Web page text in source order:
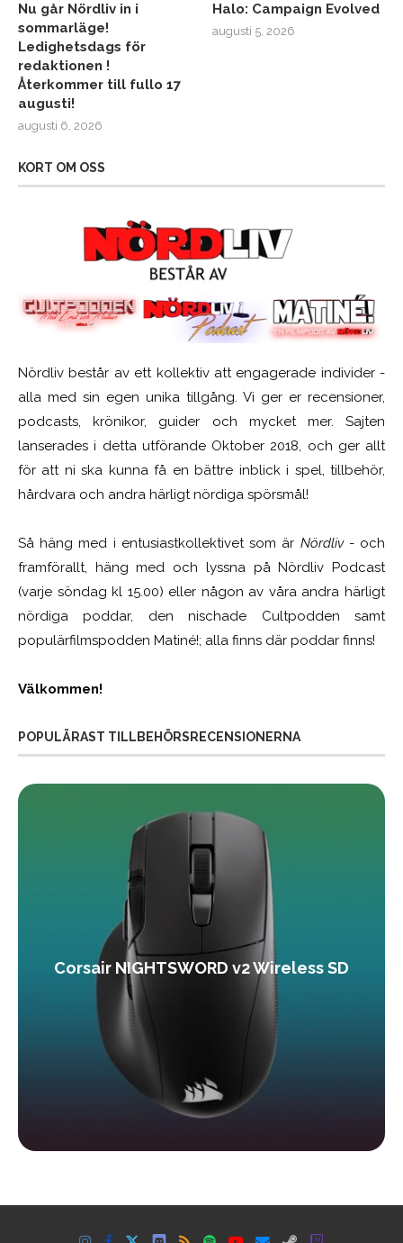
Nu går Nördliv in i
sommarläge!
Ledighetsdags för
redaktionen !
Återkommer till fullo 17
augusti!
augusti 6, 2026
Halo: Campaign Evolved
augusti 5, 2026
KORT OM OSS
Nördliv består av ett kollektiv att engagerade individer -
alla med sin egen unika tillgång. Vi ger er recensioner,
podcasts, krönikor, guider och mycket mer. Sajten
lanserades i detta utförande Oktober 2018, och ger allt
för att ni ska kunna få en bättre inblick i spel, tillbehör,
hårdvara och andra härligt nördiga spörsmål!
Så häng med i entusiastkollektivet som är Nördliv- och
framförallt, häng med och lyssna på Nördliv Podcast
(varje söndag kl 15.00) eller någon av våra andra härligt
nördiga poddar, den nischade Cultpodden samt
populärfilmspodden Matiné!; alla finns där poddar finns!
Välkommen!
POPULÄRAST TILLBEHÖRSRECENSIONERNA
Corsair NIGHTSWORD v2 Wireless SD